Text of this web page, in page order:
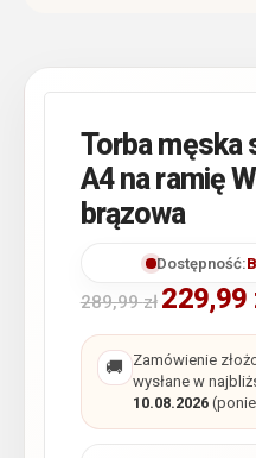
Torba męska
A4 na ramię
brązowa
Dostępność:
289,99zł 229,99
🚚 Zamówienie
wysłane w
10.08.2026